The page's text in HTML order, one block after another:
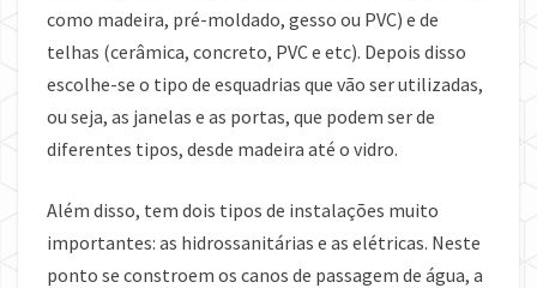
como madeira, pré-moldado, gesso ou PVC) e de
telhas (cerâmica, concreto, PVC e etc). Depois disso
escolhe-se o tipo de esquadrias que vão ser utilizadas,
ou seja, as janelas e as portas, que podem ser de
diferentes tipos, desde madeira até o vidro.
Além disso, tem dois tipos de instalações muito
importantes: as hidrossanitárias e as elétricas. Neste
ponto se constroem os canos de passagem de água, a